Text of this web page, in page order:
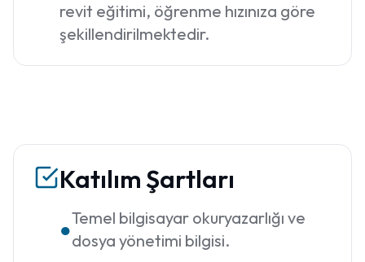
revit eğitimi, öğrenme hızınıza göre
şekillendirilmektedir.
Katılım Şartları
●Temel bilgisayar okuryazarlığı ve
dosya yönetimi bilgisi.